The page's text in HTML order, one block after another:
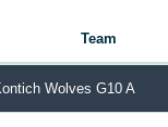
Team
Wolves G10 A